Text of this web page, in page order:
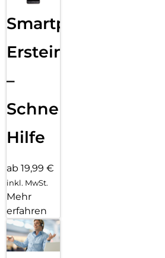
Smartphone
Ersteinrichtung
–
Schnelle
Hilfe
ab 19,99 €
inkl. MwSt.
Mehr
erfahren